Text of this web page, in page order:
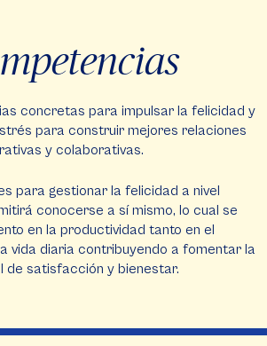
concretas para impulsar la felicidad y
para construir mejores relaciones
y colaborativas.
para gestionar la felicidad a nivel
conocerse a sí mismo, lo cual se
en la productividad tanto en el
vida diaria contribuyendo a fomentar la
de satisfacción y bienestar.